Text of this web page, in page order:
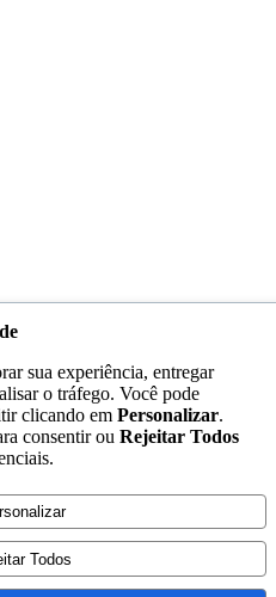
sua experiência, entregar
o tráfego. Você pode
clicando em Personalizar.
consentir ou Rejeitar Todos
Todos